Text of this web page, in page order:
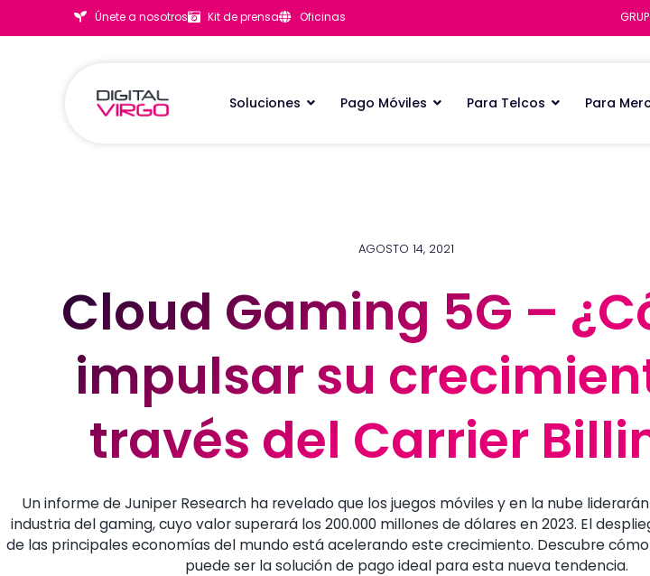
Únete a nosotros Kit de prensa Oficinas
Soluciones Pago Móviles Para Telcos Para
AGOSTO 14, 2021
Cloud Gaming 5G –
impulsar su
través del Carrier
Cloud Gaming 5G –
impulsar su
través del Carrier
Un informe de Juniper Research ha revelado que los juegos móviles y en la nube
industria del gaming, cuyo valor superará los 200.000 millones de dólares en 2023. El
de las principales economías del mundo está acelerando este crecimiento. Descubre
puede ser la solución de pago ideal para esta nueva tendencia.